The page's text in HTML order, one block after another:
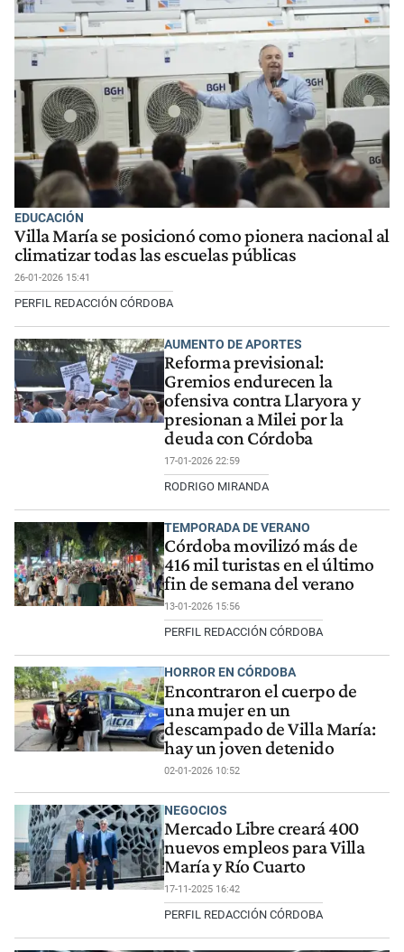
EDUCACIÓN
Villa María se posicionó como pionera nacional al
climatizar todas las escuelas públicas
26-01-2026 15:41
PERFIL REDACCIÓN CÓRDOBA
AUMENTO DE APORTES
Reforma previsional:
Gremios endurecen la
ofensiva contra Llaryora y
presionan a Milei por la
deuda con Córdoba
17-01-2026 22:59
RODRIGO MIRANDA
TEMPORADA DE VERANO
Córdoba movilizó más de
416 mil turistas en el último
fin de semana del verano
13-01-2026 15:56
PERFIL REDACCIÓN CÓRDOBA
HORROR EN CÓRDOBA
Encontraron el cuerpo de
una mujer en un
descampado de Villa María:
hay un joven detenido
02-01-2026 10:52
NEGOCIOS
Mercado Libre creará 400
nuevos empleos para Villa
María y Río Cuarto
17-11-2025 16:42
PERFIL REDACCIÓN CÓRDOBA